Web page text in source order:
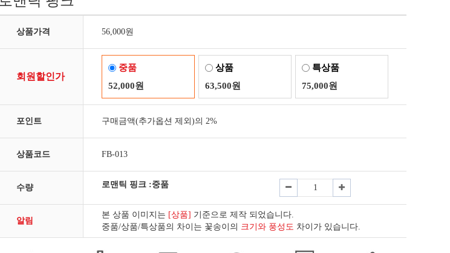
상품가격 56,000원
회원할인가
중품
52,000원
상품
63,500원
특상품
75,000원
포인트 구매금액(추가옵션 제외)의 2%
상품코드 FB-013
수량 로맨틱 핑크 :중품
알림
본 상품 이미지는 [상품] 기준으로 제작 되었습니다.
중품/상품/특상품의 차이는 꽃송이의 크기와 풍성도 차이가 있습니다.